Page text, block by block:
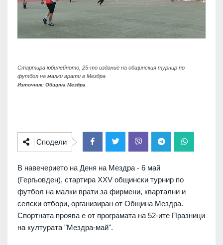
Стартира юбилейното, 25-то издание на общинския турнир по
футбол на малки врати в Мездра
Източник: Община Мездра
Сподели
В навечерието на Деня на Мездра - 6 май
(Гергьовден), стартира XXV общински турнир по
футбол на малки врати за фирмени, квартални и
селски отбори, организиран от Община Мездра.
Спортната проява е от програмата на 52-ите Празници
на културата "Мездра-май".